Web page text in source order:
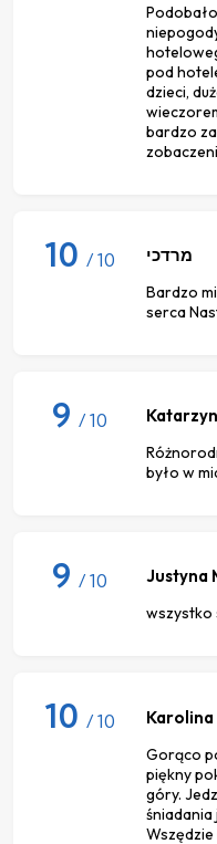
pod
dzieci,
bardzo
10 / 10 מרדכי
Bardzo
serca
9 / 10
było w
9 / 10 Justyna
wszystko
10 / 10
Gorąco
piękny
góry.
śniadania